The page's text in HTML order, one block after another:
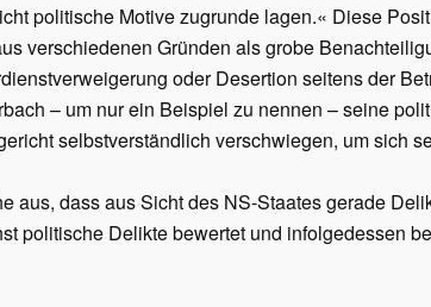
politische Motive zugrunde lagen.« Diese
verschiedenen Gründen als grobe
oder Desertion seitens der
– um nur ein Beispiel zu nennen – seine
selbstverständlich verschwiegen, um sich
aus, dass aus Sicht des NS-Staates gerade
politische Delikte bewertet und infolgedessen